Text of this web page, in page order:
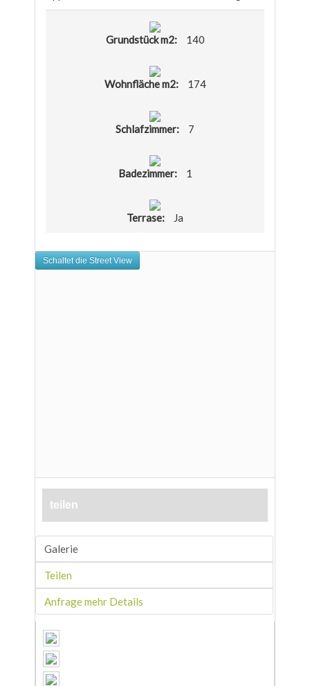
Grundstück m2: 140
Wohnfläche m2: 174
Schlafzimmer: 7
Badezimmer: 1
Terrase: Ja
teilen
Galerie
Teilen
Anfrage mehr Details